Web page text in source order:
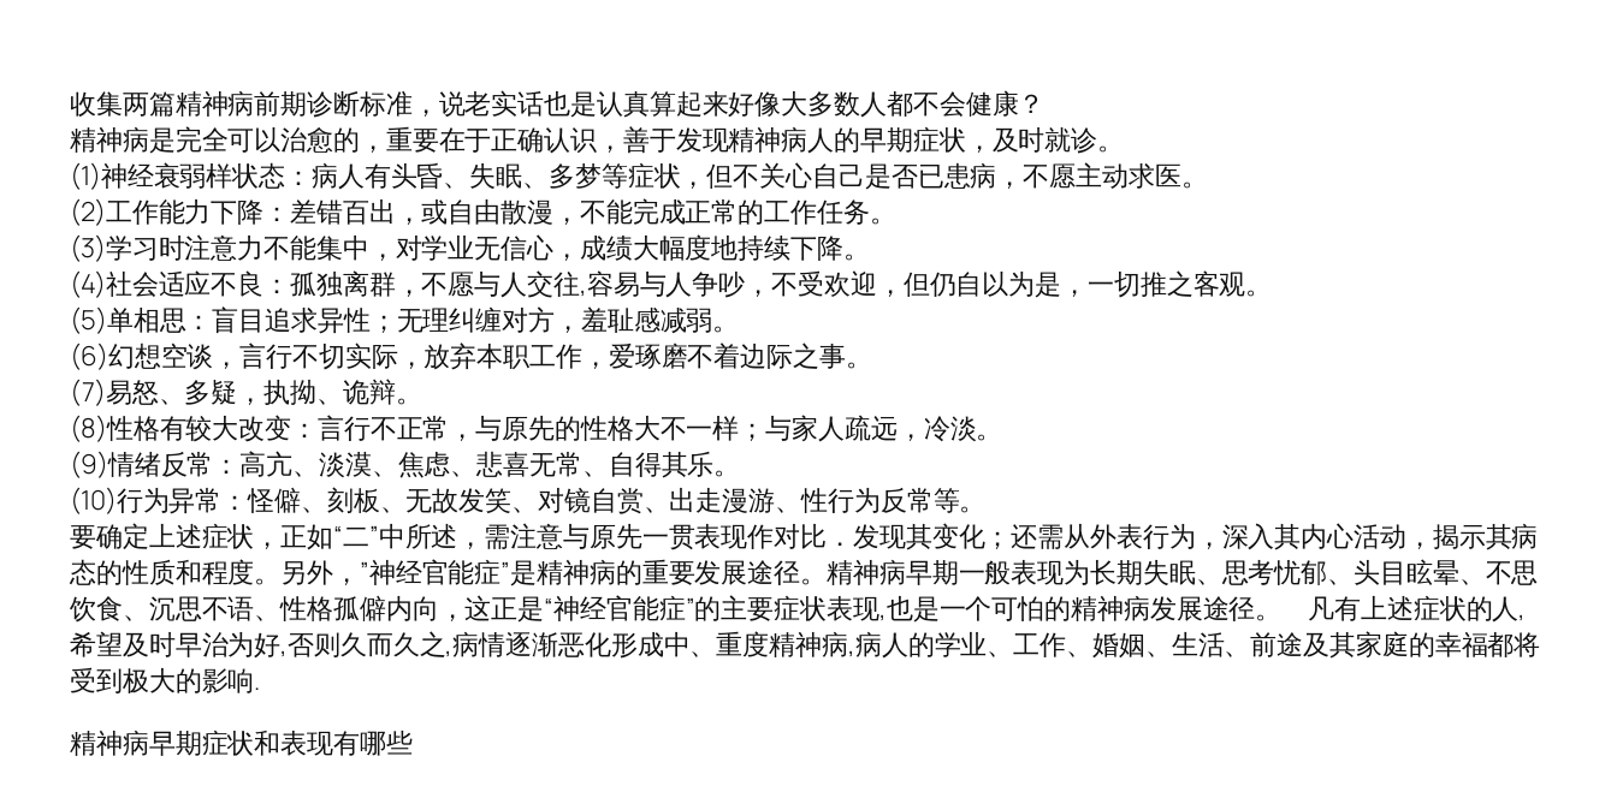
收集两篇精神病前期诊断标准，说老实话也是认真算起来好像大多数人都不会健康？
精神病是完全可以治愈的，重要在于正确认识，善于发现精神病人的早期症状，及时就诊。
(1)神经衰弱样状态：病人有头昏、失眠、多梦等症状，但不关心自己是否已患病，不愿主动求医。
(2)工作能力下降：差错百出，或自由散漫，不能完成正常的工作任务。
(3)学习时注意力不能集中，对学业无信心，成绩大幅度地持续下降。
(4)社会适应不良：孤独离群，不愿与人交往,容易与人争吵，不受欢迎，但仍自以为是，一切推之客观。
(5)单相思：盲目追求异性；无理纠缠对方，羞耻感减弱。
(6)幻想空谈，言行不切实际，放弃本职工作，爱琢磨不着边际之事。
(7)易怒、多疑，执拗、诡辩。
(8)性格有较大改变：言行不正常，与原先的性格大不一样；与家人疏远，冷淡。
(9)情绪反常：高亢、淡漠、焦虑、悲喜无常、自得其乐。
(10)行为异常：怪僻、刻板、无故发笑、对镜自赏、出走漫游、性行为反常等。
要确定上述症状，正如“二”中所述，需注意与原先一贯表现作对比．发现其变化；还需从外表行为，深入其内心活动，揭示其病
态的性质和程度。另外，”神经官能症”是精神病的重要发展途径。精神病早期一般表现为长期失眠、思考忧郁、头目眩晕、不思
饮食、沉思不语、性格孤僻内向，这正是“神经官能症”的主要症状表现,也是一个可怕的精神病发展途径。 凡有上述症状的人,
希望及时早治为好,否则久而久之,病情逐渐恶化形成中、重度精神病,病人的学业、工作、婚姻、生活、前途及其家庭的幸福都将
受到极大的影响.
精神病早期症状和表现有哪些